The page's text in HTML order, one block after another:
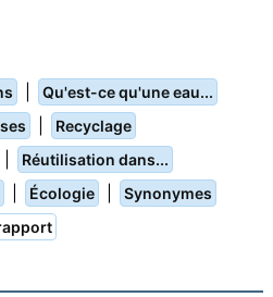
Qu'est-ce qu'une eau...
Recyclage
Réutilisation dans...
Écologie Synonymes